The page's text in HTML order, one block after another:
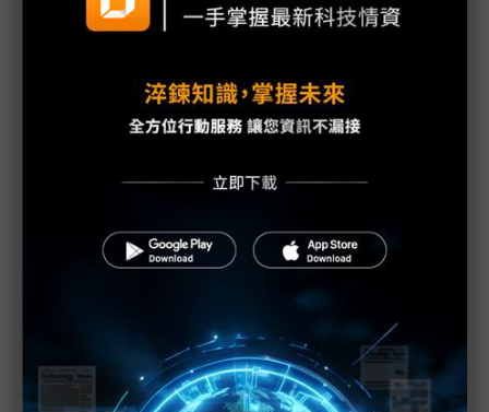
葫蘆裡賣什麼藥？
台灣兩大顯示龍頭攜手 奔向大型彩色電子紙市場
全球唯一膽固醇液晶落地應用 超過1,600萬種「虹
彩」映上電子紙
宇瞻進軍電子紙市場 搶攻綠色顯示商機
不只LCD有100吋電視 超大彩色電子紙廣告看板橫
誠美材料Touch Taiwan展覽 聚焦四大主題